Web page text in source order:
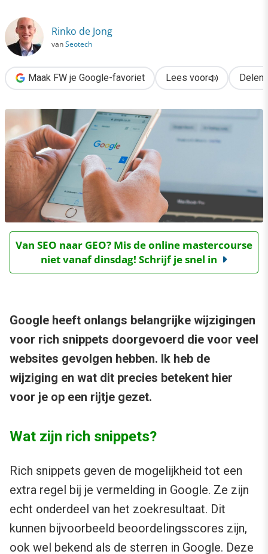
Rinko de Jong
vanSeotech
Maak FW je Google-favoriet Lees voor Delen
Van SEO naar GEO? Mis de online mastercourse
niet vanaf dinsdag! Schrijf je snel in
Google heeft onlangs belangrijke wijzigingen
voor rich snippets doorgevoerd die voor veel
websites gevolgen hebben. Ik heb de
wijziging en wat dit precies betekent hier
voor je op een rijtje gezet.
Wat zijn rich snippets?
Rich snippets geven de mogelijkheid tot een
extra regel bij je vermelding in Google. Ze zijn
echt onderdeel van het zoekresultaat. Dit
kunnen bijvoorbeeld beoordelingsscores zijn,
ook wel bekend als de sterren in Google. Deze